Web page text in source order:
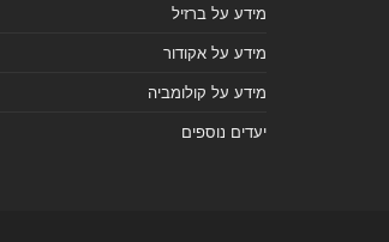
מידע על ברזיל
מידע על אקודור
מידע על קולומביה
יעדים נוספים